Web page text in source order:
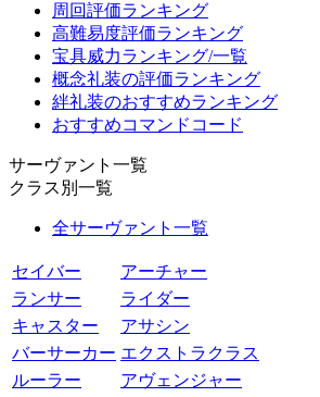
周回評価ランキング
高難易度評価ランキング
宝具威力ランキング/一覧
概念礼装の評価ランキング
絆礼装のおすすめランキング
おすすめコマンドコード
サーヴァント一覧
クラス別一覧
全サーヴァント一覧
セイバー
アーチャー
ランサー
ライダー
キャスター
アサシン
バーサーカー エクストラクラス
ルーラー
アヴェンジャー